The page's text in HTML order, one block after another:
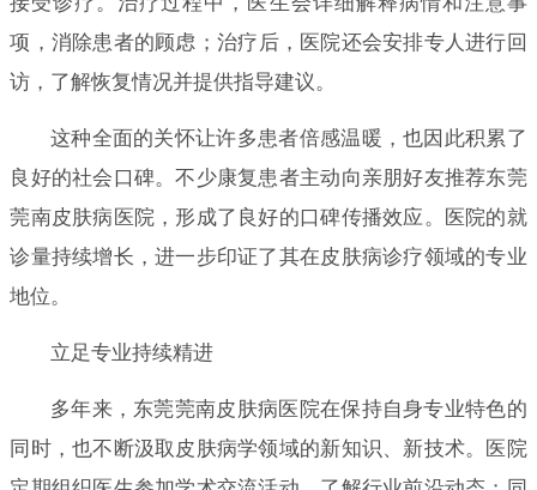
项，消除患者的顾虑；治疗后，医院还会安排专人进行回
访，了解恢复情况并提供指导建议。
这种全面的关怀让许多患者倍感温暖，也因此积累了
良好的社会口碑。不少康复患者主动向亲朋好友推荐东莞
莞南皮肤病医院，形成了良好的口碑传播效应。医院的就
诊量持续增长，进一步印证了其在皮肤病诊疗领域的专业
地位。
立足专业持续精进
多年来，东莞莞南皮肤病医院在保持自身专业特色的
同时，也不断汲取皮肤病学领域的新知识、新技术。医院